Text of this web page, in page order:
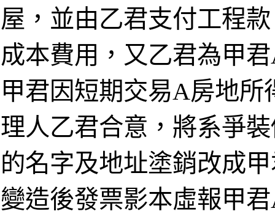
屋，並由乙君支付工程
成本費用，又乙君為甲
甲君因短期交易A房地所
理人乙君合意，將系爭
的名字及地址塗銷改成
變造後發票影本虛報甲